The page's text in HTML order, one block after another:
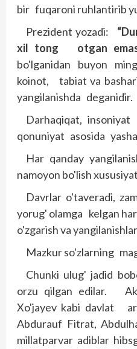
bir fuqaroni ruhlantirib
Prezident yozadi:
xil tong otgan
bo'lganidan buyon
koinot, tabiat va
yangilanishda deganidir.
Darhaqiqat,
qonuniyat asosida
Har qanday
namoyon bo'lish
Davrlar o'taveradi,
yorug' olamga kelgan
o'zgarish va
Mazkur so'zlarning
Chunki ulug' jadid
orzu qilgan edilar.
Xo'jayev kabi davlat
Abdurauf Fitrat,
millatparvar adiblar